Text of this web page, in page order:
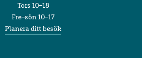
Tors 10–18
Fre–sön 10–17
Planera ditt besök